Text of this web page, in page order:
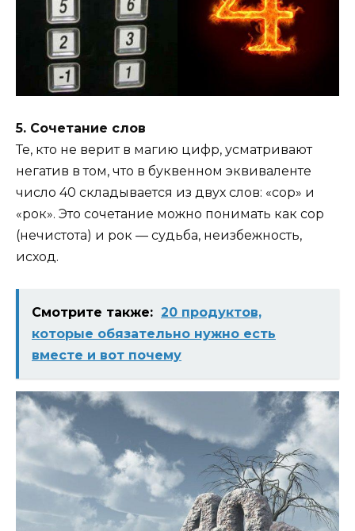
5. Сочетание слов
Те, кто не верит в магию цифр, усматривают
негатив в том, что в буквенном эквиваленте
число 40 складывается из двух слов: «сор» и
«рок». Это сочетание можно понимать как сор
(нечистота) и рок — судьба, неизбежность,
исход.
Смотрите также: 20 продуктов,
которые обязательно нужно есть
вместе и вот почему